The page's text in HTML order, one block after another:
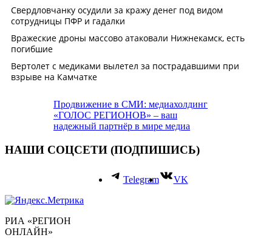
Продвижение в СМИ: медиахолдинг
«ГОЛОС РЕГИОНОВ» – ваш
надежный партнёр в мире медиа
НАШИ СОЦСЕТИ (ПОДПИШИСЬ)
Telegram VK
РИА «РЕГИОН
ОНЛАЙН»